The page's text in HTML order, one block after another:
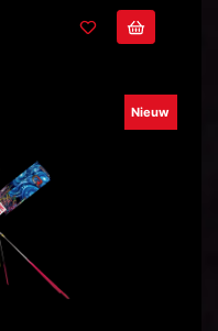
Nieuw